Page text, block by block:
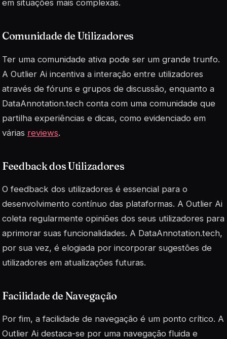
em situações mais complexas.
Comunidade de Utilizadores
Ter uma comunidade ativa pode ser um grande trunfo.
A Outlier Ai incentiva a interação entre utilizadores
através de fóruns e grupos de discussão, enquanto a
DataAnnotation.tech conta com uma comunidade que
partilha experiências e dicas, como evidenciado em
várias reviews.
Feedback dos Utilizadores
O feedback dos utilizadores é essencial para o
desenvolvimento contínuo das plataformas. A Outlier Ai
coleta regularmente opiniões dos seus utilizadores para
aprimorar suas funcionalidades. A DataAnnotation.tech,
por sua vez, é elogiada por incorporar sugestões de
utilizadores em atualizações futuras.
Facilidade de Navegação
Por fim, a facilidade de navegação é um ponto crítico. A
Outlier Ai destaca-se por uma navegação fluida e